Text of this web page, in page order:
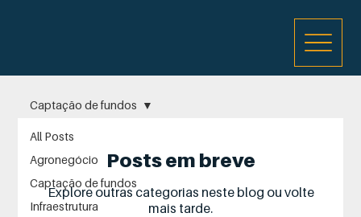
All Posts
Agronegócio
Captação de fundos
Infraestrutura
Captação de fundos
Posts em breve
Explore outras categorias neste blog ou volte
mais tarde.